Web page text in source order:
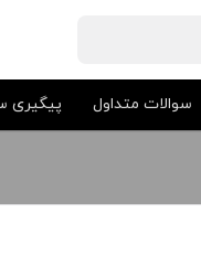
سوالات متداول پیگیری